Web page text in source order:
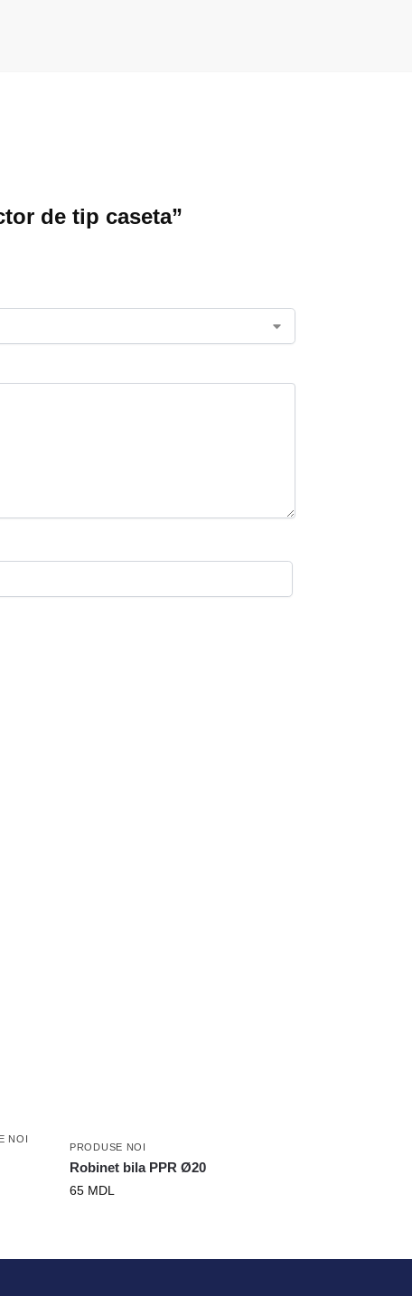
de tip caseta”
NOI
PRODUSE NOI
Robinet bila PPR Ø20
65 MDL